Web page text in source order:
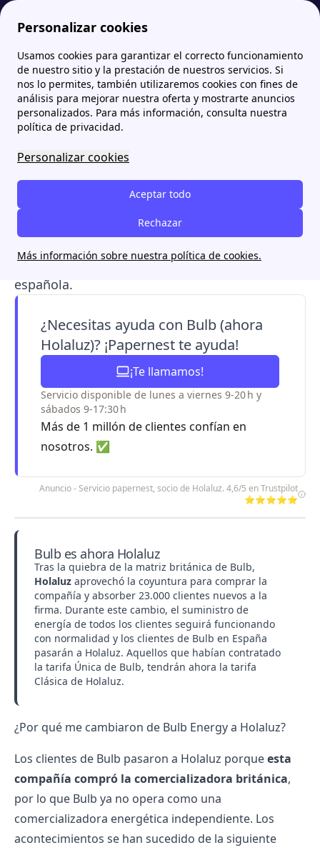
Personalizar cookies
Usamos cookies para garantizar el correcto funcionamiento
de nuestro sitio y la prestación de nuestros servicios. Si
nos lo permites, también utilizaremos cookies con fines de
análisis para mejorar nuestra oferta y mostrarte anuncios
personalizados. Para más información, consulta nuestra
política de privacidad.
Personalizar cookies
Aceptar todo
Rechazar
Más información sobre nuestra política de cookies.
Papernest.es Comercializadoras Bulb Energy: Por qué pasó a ser HolaLuz, tarifas y atención al cliente
Bulb Energy: Por qué pasó
a ser HolaLuz, tarifas y
atención al cliente
Bulbfue una comercializadora de luz y gas del
Reino Unido. Desde diciembre de 2021,
clientes han pasado a formar parte de la
compañía británica por parte de la empresa
española.
¿Necesitas ayuda con Bulb (ahora
Holaluz)? ¡Papernest te ayuda!
¡Te llamamos!
Servicio disponible de lunes a viernes 9-20 h y
sábados 9-17:30 h
Más de 1 millón de clientes confían en
nosotros. ✅
Anuncio - Servicio papernest, socio de Holaluz. 4,6/5 en Trustpilot
⭐⭐⭐⭐⭐
Bulb es ahora Holaluz
Tras la quiebra de la matriz británica de Bulb,
Holaluz aprovechó la coyuntura para comprar la
compañía y absorber 23.000 clientes nuevos a la
firma. Durante este cambio, el suministro de
energía de todos los clientes seguirá funcionando
con normalidad y los clientes de Bulb en España
pasarán a Holaluz. Aquellos que habían contratado
la tarifa Única de Bulb, tendrán ahora la tarifa
Clásica de Holaluz.
¿Por qué me cambiaron de Bulb Energy a Holaluz?
Los clientes de Bulb pasaron a Holaluz porqueesta
compañía compró la comercializadora británica,
por lo que Bulb ya no opera como una
comercializadora energética independiente. Los
acontecimientos se han sucedido de la siguiente